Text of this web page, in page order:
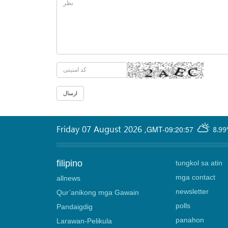
GMT-09:20:57
Friday 07 August 2026 ,
filipino
allnews
Qur’anikong mga Gawain
Pandaigdig
Larawan-Pelikula
tungkol sa atin
mga contact
newsletter
polls
panahon